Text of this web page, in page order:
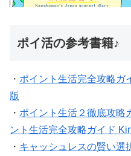
ポイ活の参考書籍♪
・ ポイント生活完全攻略ガ
版
・ ポイント生活２徹底攻略
ント生活完全攻略ガイド
・ キャッシュレスの賢い選